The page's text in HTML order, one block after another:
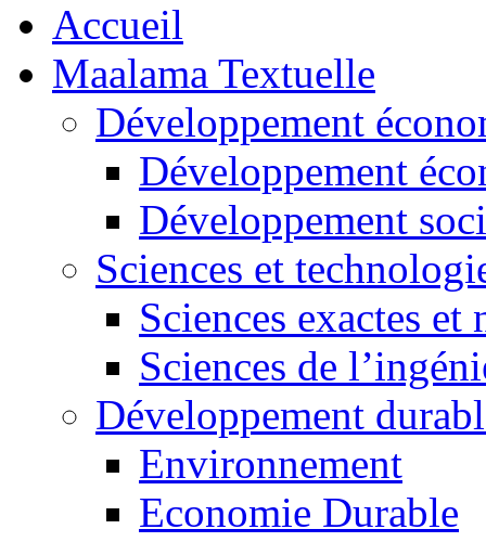
Accueil
Maalama Textuelle
Développement
Développement
Développement
Sciences et
Sciences exactes et
Sciences de
Développement
Environnement
Economie Durable